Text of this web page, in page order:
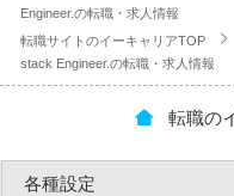
Engineer.の転職・求人情報
転職サイトのイーキャリアTOP
stack Engineer.の転職・求人情報
転職の
各種設定